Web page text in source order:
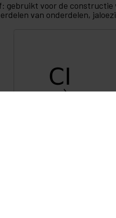
gebruikt voor de constructie
van onderdelen,